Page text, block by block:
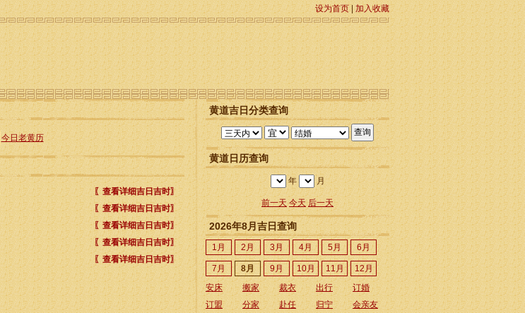
设为首页|加入收藏
今日老黄历
〖查看详细吉日吉时〗
〖查看详细吉日吉时〗
〖查看详细吉日吉时〗
〖查看详细吉日吉时〗
〖查看详细吉日吉时〗
黄道吉日分类查询
黄道日历查询
年 月
前一天 今天 后一天
2026年8月吉日查询
1月 2月 3月 4月 5月 6月
7月 8月 9月 10月 11月
12月
安床
搬家 裁衣 出行
订婚
订盟
分家 赴任 归宁
会亲友